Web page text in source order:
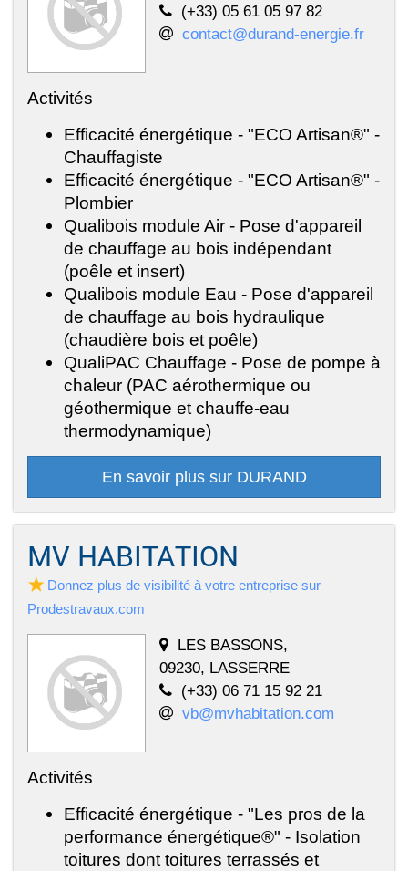
(+33) 05 61 05 97 82
contact@durand-energie.fr
Activités
Efficacité énergétique - "ECO Artisan®" -
Chauffagiste
Efficacité énergétique - "ECO Artisan®" -
Plombier
Qualibois module Air - Pose d'appareil
de chauffage au bois indépendant
(poêle et insert)
Qualibois module Eau - Pose d'appareil
de chauffage au bois hydraulique
(chaudière bois et poêle)
QualiPAC Chauffage - Pose de pompe à
chaleur (PAC aérothermique ou
géothermique et chauffe-eau
thermodynamique)
En savoir plus sur DURAND
MV HABITATION
Donnez plus de visibilité à votre entreprise sur
Prodestravaux.com
LES BASSONS,
09230, LASSERRE
(+33) 06 71 15 92 21
vb@mvhabitation.com
Activités
Efficacité énergétique - "Les pros de la
performance énergétique®" - Isolation
toitures dont toitures terrassés et